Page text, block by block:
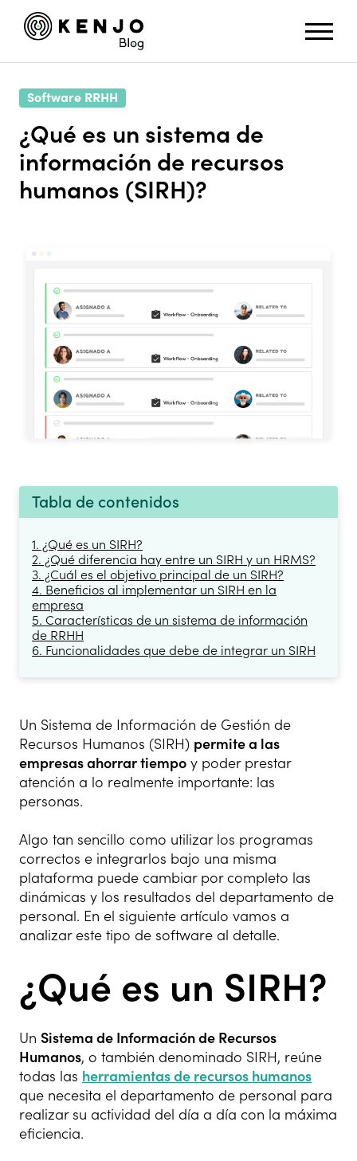
Software RRHH
¿Qué es un sistema de
información de recursos
humanos (SIRH)?
Tabla de contenidos
1. ¿Qué es un SIRH?
2. ¿Qué diferencia hay entre un SIRH y un HRMS?
3. ¿Cuál es el objetivo principal de un SIRH?
4. Beneficios al implementar un SIRH en la
empresa
5. Características de un sistema de información
de RRHH
6. Funcionalidades que debe de integrar un SIRH
Un Sistema de Información de Gestión de
Recursos Humanos (SIRH) permite a las
empresas ahorrar tiempo y poder prestar
atención a lo realmente importante: las
personas.
Algo tan sencillo como utilizar los programas
correctos e integrarlos bajo una misma
plataforma puede cambiar por completo las
dinámicas y los resultados del departamento de
personal. En el siguiente artículo vamos a
analizar este tipo de software al detalle.
¿Qué es un SIRH?
Un Sistema de Información de Recursos
Humanos, o también denominado SIRH, reúne
todas las herramientas de recursos humanos
que necesita el departamento de personal para
realizar su actividad del día a día con la máxima
eficiencia.